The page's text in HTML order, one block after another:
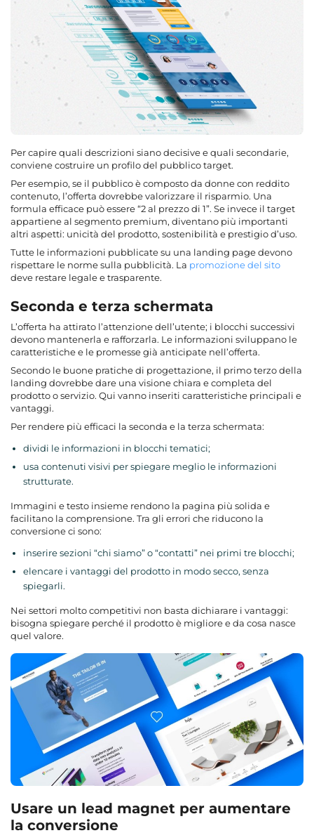
Per capire quali descrizioni siano decisive e quali secondarie,
conviene costruire un profilo del pubblico target.
Per esempio, se il pubblico è composto da donne con reddito
contenuto, l’offerta dovrebbe valorizzare il risparmio. Una
formula efficace può essere “2 al prezzo di 1”. Se invece il target
appartiene al segmento premium, diventano più importanti
altri aspetti: unicità del prodotto, sostenibilità e prestigio d’uso.
Tutte le informazioni pubblicate su una landing page devono
rispettare le norme sulla pubblicità. La promozione del sito
deve restare legale e trasparente.
Seconda e terza schermata
L’offerta ha attirato l’attenzione dell’utente; i blocchi successivi
devono mantenerla e rafforzarla. Le informazioni sviluppano le
caratteristiche e le promesse già anticipate nell’offerta.
Secondo le buone pratiche di progettazione, il primo terzo della
landing dovrebbe dare una visione chiara e completa del
prodotto o servizio. Qui vanno inseriti caratteristiche principali e
vantaggi.
Per rendere più efficaci la seconda e la terza schermata:
dividi le informazioni in blocchi tematici;
usa contenuti visivi per spiegare meglio le informazioni
strutturate.
Immagini e testo insieme rendono la pagina più solida e
facilitano la comprensione. Tra gli errori che riducono la
conversione ci sono:
inserire sezioni “chi siamo” o “contatti” nei primi tre blocchi;
elencare i vantaggi del prodotto in modo secco, senza
spiegarli.
Nei settori molto competitivi non basta dichiarare i vantaggi:
bisogna spiegare perché il prodotto è migliore e da cosa nasce
quel valore.
Usare un lead magnet per aumentare
la conversione